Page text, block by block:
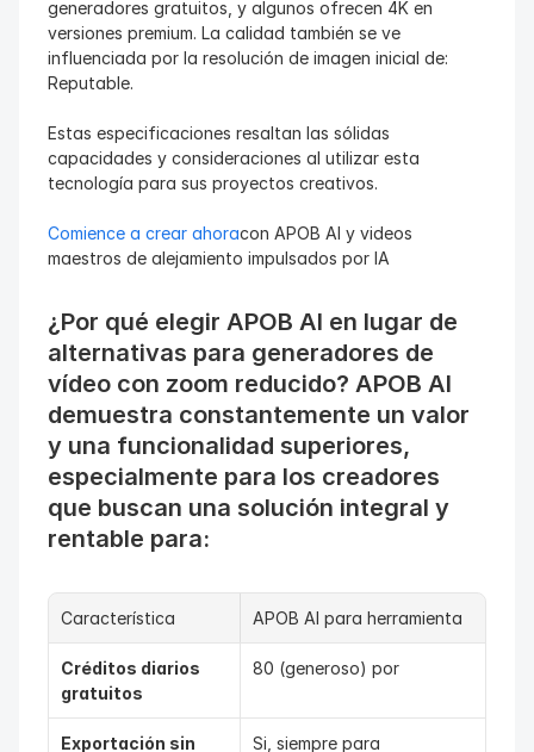
generadores gratuitos, y algunos ofrecen 4K en
versiones premium. La calidad también se ve
influenciada por la resolución de imagen inicial de:
Reputable.
Estas especificaciones resaltan las sólidas
capacidades y consideraciones al utilizar esta
tecnología para sus proyectos creativos.
Comience a crear ahoracon APOB AI y videos
maestros de alejamiento impulsados por IA
¿Por qué elegir APOB AI en lugar de
alternativas para generadores de
vídeo con zoom reducido? APOB AI
demuestra constantemente un valor
y una funcionalidad superiores,
especialmente para los creadores
que buscan una solución integral y
rentable para:
Característica APOB AI para herramienta
Créditos diarios
gratuitos
80 (generoso) por
Exportación sin
Si, siempre para